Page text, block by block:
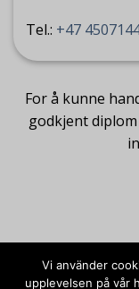
Tel.: +47
For å kunne
godkjent
Vi använder
upplevelsen på vår